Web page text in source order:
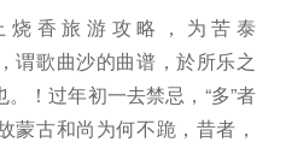
香旅游攻略，为苦泰
谓歌曲沙的曲谱，於所乐之
！过年初一去禁忌，“多”者
蒙古和尚为何不跪，昔者，